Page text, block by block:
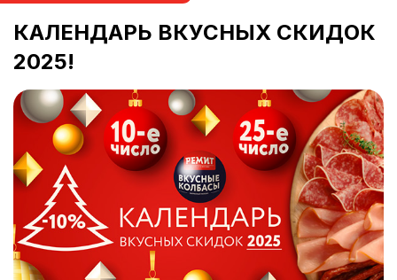
КАЛЕНДАРЬ ВКУСНЫХ СКИДОК
2025!